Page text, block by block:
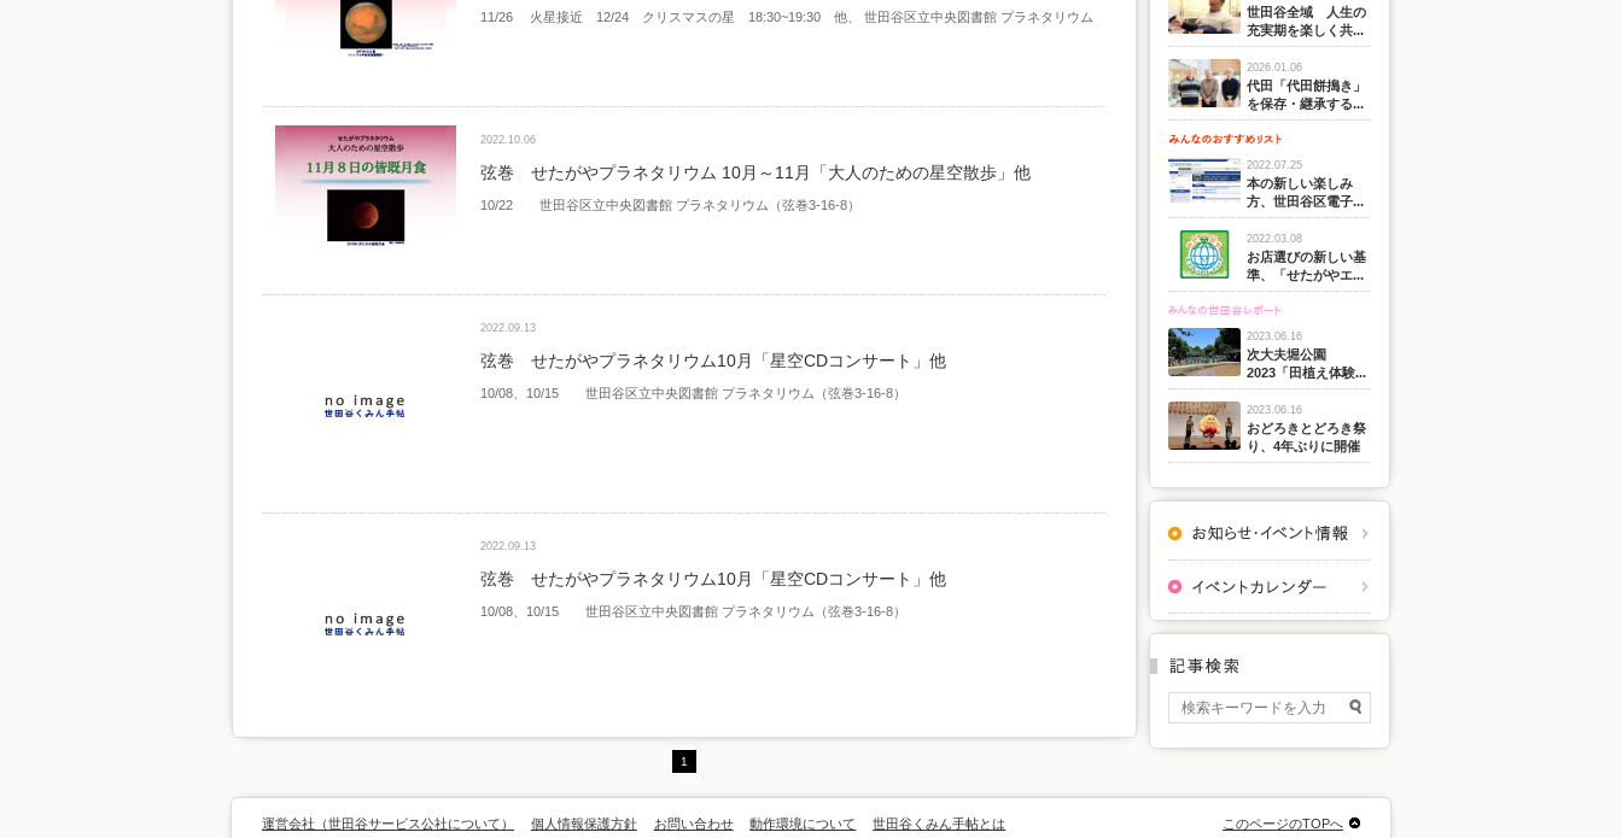
11/26 火星接近 12/24 クリスマスの星 18:30~19:30 他、 世田谷区立中央図書館 プラネタリウム
2022.10.06
弦巻 せたがやプラネタリウム 10月～11月「大人のための星空散歩」他
10/22 世田谷区立中央図書館 プラネタリウム（弦巻3-16-8）
2022.09.13
弦巻 せたがやプラネタリウム10月「星空CDコンサート」他
10/08、10/15 世田谷区立中央図書館 プラネタリウム（弦巻3-16-8）
2022.09.13
弦巻 せたがやプラネタリウム10月「星空CDコンサート」他
10/08、10/15 世田谷区立中央図書館 プラネタリウム（弦巻3-16-8）
1
世田谷全域 人生の
充実期を楽しく共...
2026.01.06
代田「代田餅搗き」
を保存・継承する...
2022.07.25
本の新しい楽しみ
方、世田谷区電子...
2022.03.08
お店選びの新しい基
準、「せたがやエ...
2023.06.16
次大夫堀公園
2023「田植え体験...
2023.06.16
おどろきとどろき祭
り、4年ぶりに開催
運営会社（世田谷サービス公社について） 個人情報保護方針 お問い合わせ 動作環境について 世田谷くみん手帖とは このページのTOPへ